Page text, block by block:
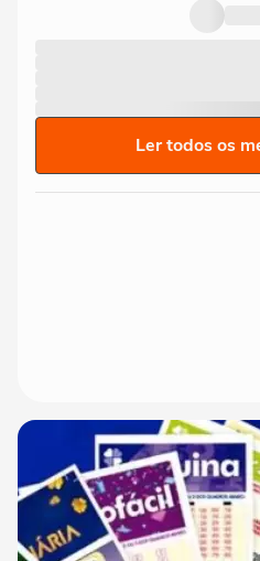
Ler todos os